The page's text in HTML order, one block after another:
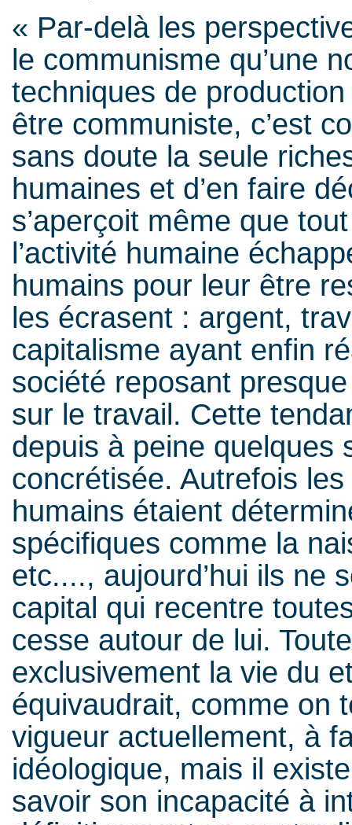
« Par-delà les
le communisme qu’une
techniques de
être communiste, c’est
sans doute la seule
humaines et d’en faire
s’aperçoit même que
l’activité humaine
humains pour leur être
les écrasent : argent,
capitalisme ayant enfin
société reposant
sur le travail. Cette
depuis à peine quelques
concrétisée. Autrefois
humains étaient
spécifiques comme la
etc...., aujourd’hui ils ne
capital qui recentre
cesse autour de lui.
exclusivement la vie du
équivaudrait, comme on
vigueur actuellement, à
idéologique, mais il
savoir son incapacité à